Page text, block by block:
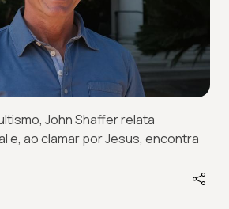
John Shaffer relata
e, ao clamar por Jesus, encontra